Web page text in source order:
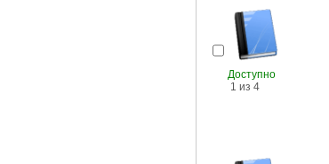
Доступно
1 из 4